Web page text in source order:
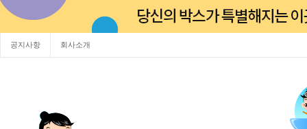
공지사항 회사소개